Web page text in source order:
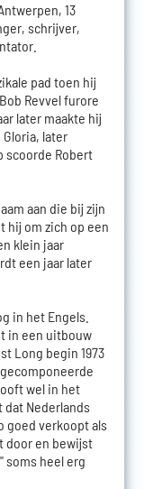
13
schrijver,
pad toen hij
Revvel furore
later maakte hij
later
scoorde Robert
aan die bij zijn
hij om zich op een
klein jaar
een jaar later
in het Engels.
in een uitbouw
Long begin 1973
wel in het
dat Nederlands
goed verkoopt als
door en bewijst
soms heel erg